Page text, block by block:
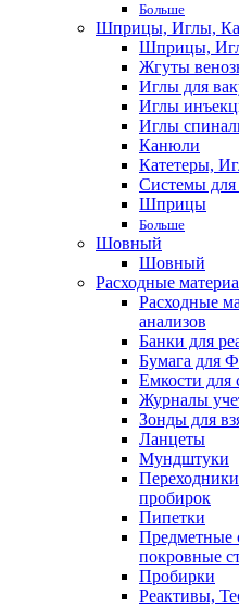
Больше
Шприцы, Иглы,
Шприцы,
Жгуты
Иглы для
Иглы
Иглы
Канюли
Катетеры,
Системы
Шприцы
Больше
Шовный
Шовный
Расходные
Расходные
анализов
Банки для
Бумага для
Емкости для
Журналы
Зонды для
Ланцеты
Мундштуки
пробирок
Пипетки
Предметные
покровные
Пробирки
Реактивы,